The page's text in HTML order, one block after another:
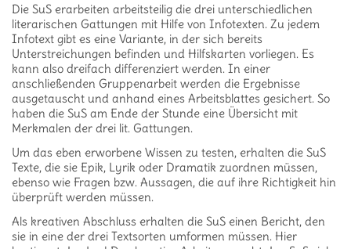
Die SuS erarbeiten arbeitsteilig die drei unterschiedlichen
literarischen Gattungen mit Hilfe von Infotexten. Zu jedem
Infotext gibt es eine Variante, in der sich bereits
Unterstreichungen befinden und Hilfskarten vorliegen. Es
kann also dreifach differenziert werden. In einer
anschließenden Gruppenarbeit werden die Ergebnisse
ausgetauscht und anhand eines Arbeitsblattes gesichert. So
haben die SuS am Ende der Stunde eine Übersicht mit
Merkmalen der drei lit. Gattungen.
Um das eben erworbene Wissen zu testen, erhalten die SuS
Texte, die sie Epik, Lyrik oder Dramatik zuordnen müssen,
ebenso wie Fragen bzw. Aussagen, die auf ihre Richtigkeit hin
überprüft werden müssen.
Als kreativen Abschluss erhalten die SuS einen Bericht, den
sie in eine der drei Textsorten umformen müssen. Hier